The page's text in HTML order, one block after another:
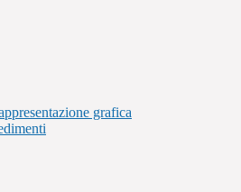
grafica